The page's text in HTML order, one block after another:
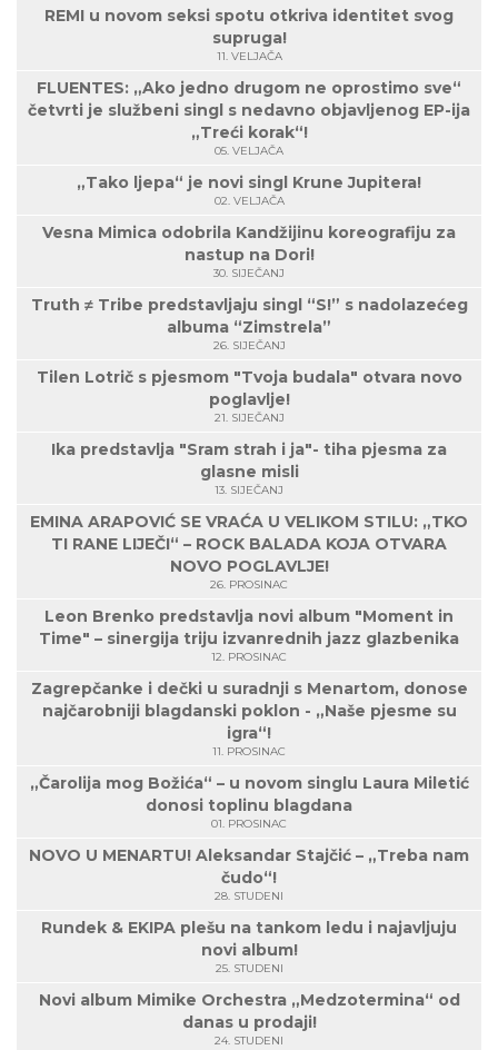
REMI u novom seksi spotu otkriva identitet svog
supruga!
11. VELJAČA
FLUENTES: „Ako jedno drugom ne oprostimo sve“
četvrti je službeni singl s nedavno objavljenog EP-ija
„Treći korak“!
05. VELJAČA
„Tako ljepa“ je novi singl Krune Jupitera!
02. VELJAČA
Vesna Mimica odobrila Kandžijinu koreografiju za
nastup na Dori!
30. SIJEČANJ
Truth ≠ Tribe predstavljaju singl “S!” s nadolazećeg
albuma “Zimstrela”
26. SIJEČANJ
Tilen Lotrič s pjesmom "Tvoja budala" otvara novo
poglavlje!
21. SIJEČANJ
Ika predstavlja "Sram strah i ja"- tiha pjesma za
glasne misli
13. SIJEČANJ
EMINA ARAPOVIĆ SE VRAĆA U VELIKOM STILU: „TKO
TI RANE LIJEČI“ – ROCK BALADA KOJA OTVARA
NOVO POGLAVLJE!
26. PROSINAC
Leon Brenko predstavlja novi album "Moment in
Time" – sinergija triju izvanrednih jazz glazbenika
12. PROSINAC
Zagrepčanke i dečki u suradnji s Menartom, donose
najčarobniji blagdanski poklon - „Naše pjesme su
igra“!
11. PROSINAC
„Čarolija mog Božića“ – u novom singlu Laura Miletić
donosi toplinu blagdana
01. PROSINAC
NOVO U MENARTU! Aleksandar Stajčić – „Treba nam
čudo“!
28. STUDENI
Rundek & EKIPA plešu na tankom ledu i najavljuju
novi album!
25. STUDENI
Novi album Mimike Orchestra „Medzotermina“ od
danas u prodaji!
24. STUDENI